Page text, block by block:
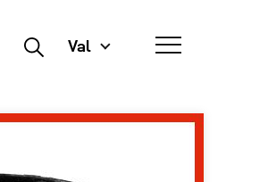
Buscar Val